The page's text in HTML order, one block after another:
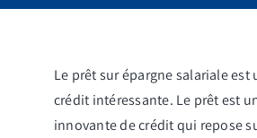
Le prêt sur épargne salariale est
crédit intéressante. Le prêt est
innovante de crédit qui repose